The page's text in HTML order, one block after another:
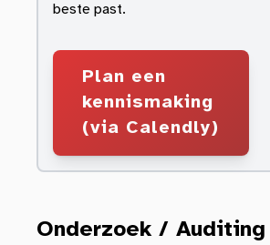
beste past.
Plan een
kennismaking
(via Calendly)
Onderzoek / Auditing